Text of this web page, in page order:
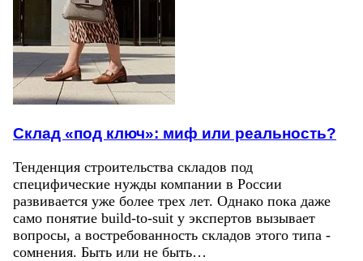
Склад «под ключ»: миф или реальность?
Тенденция строительства складов под
специфические нужды компании в России
развивается уже более трех лет. Однако пока даже
само понятие build-to-suit у экспертов вызывает
вопросы, а востребованность складов этого типа -
сомнения. Быть или не быть…